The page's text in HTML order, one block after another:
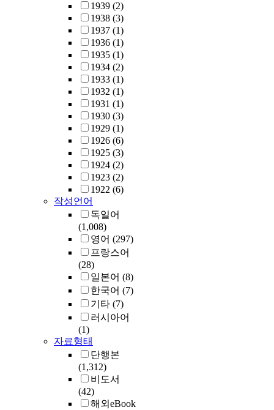
1939 (2)
1938 (3)
1937 (1)
1936 (1)
1935 (1)
1934 (2)
1933 (1)
1932 (1)
1931 (1)
1930 (3)
1929 (1)
1926 (6)
1925 (3)
1924 (2)
1923 (2)
1922 (6)
작성언어
독일어
(1,008)
영어 (297)
프랑스어
(28)
일본어 (8)
한국어 (7)
기타 (7)
러시아어
(1)
자료형태
단행본
(1,312)
비도서
(42)
해외eBook